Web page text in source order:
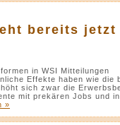
bereits
in WSI Mitteilungen
Effekte haben wie die
sich zwar die
mit prekären Jobs und
»